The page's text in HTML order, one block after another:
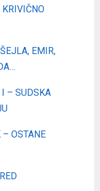
EMIR,
– SUDSKA
OSTANE